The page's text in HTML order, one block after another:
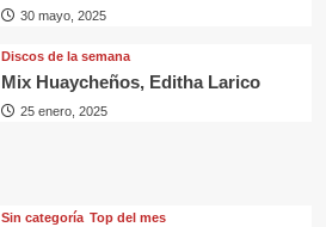
30 mayo, 2025
Discos de la semana
Mix Huaycheños, Editha Larico
25 enero, 2025
Sin categorí­a Top del mes